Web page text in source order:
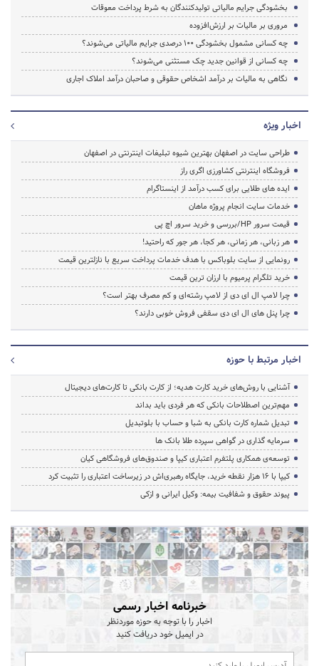
بخشودگی جرایم مالیاتی تولیدکنندگان به شرط پرداخت معوقات
مروری بر مالیات بر ارزش‌افزوده
چه کسانی مشمول بخشودگی ۱۰۰ درصدی جرایم مالیاتی می‌شوند؟
چه کسانی از قوانین جدید چک مستثنی می‌شوند؟
نگاهی به مالیات بر درآمد اشخاص حقوقی و صاحبان درآمد املاک اجاری
اخبار ویژه
طراحی سایت در اصفهان بهترین شیوه تبلیغات اینترنتی در اصفهان
فروشگاه اینترنتی کشاورزی اگری راز
ایده های طلایی برای کسب درآمد از اینستاگرام
خدمات سایت انجام پروژه ماهان
قیمت سرور HP/بررسی و خرید سرور اچ پی
هر زبانی، هر زمانی، هر کجا، هر جور که راحتید!
رونمایی از سایت بلوباکس با هدف خدمات پرداخت سریع با نازلترین قیمت
خرید تلگرام پرمیوم با ارزان ترین قیمت
چرا لامپ ال ای دی از لامپ رشته‌ای و کم مصرف بهتر است؟
چرا پنل های ال ای دی سقفی فروش خوبی دارند؟
اخبار مرتبط با حوزه
آشنایی با روش‌های خرید کارت هدیه؛ از کارت بانکی تا کارت‌های دیجیتال
مهم‌ترین اصطلاحات بانکی که هر فردی باید بداند
تبدیل شماره کارت بانکی به شبا و حساب با بلوتبدیل
سرمایه گذاری در گواهی سپرده طلا بانک ها
توسعه‌ی همکاری‌ پلتفرم اعتباری کیپا و صندوق‌های فروشگاهی کیان
کیپا با ۱۶ هزار نقطه خرید، جایگاه رهبری‌اش در زیرساخت اعتباری را تثبیت کرد
پیوند حقوق و شفافیت بیمه: وکیل ایرانی و ازکی
خبرنامه اخبار رسمی
اخبار را با توجه به حوزه موردنظر
در ایمیل خود دریافت کنید